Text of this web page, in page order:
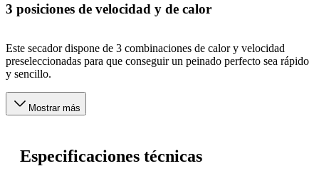
3 posiciones de velocidad y de calor
Este secador dispone de 3 combinaciones de calor y velocidad
preseleccionadas para que conseguir un peinado perfecto sea rápido
y sencillo.
Mostrar más
Especificaciones técnicas